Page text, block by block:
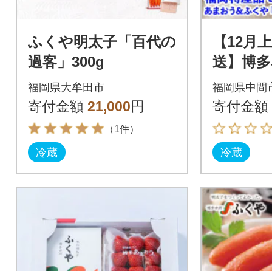
ふくや明太子「百代の
過客」300g
福岡県大牟田市
寄付金額 21,000円
（1件）
冷蔵
【12月
送】博
う」&ふ
明太子
福岡県中間
寄付金額
冷蔵